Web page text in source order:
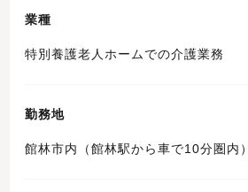
業種
特別養護老人ホームでの介護業務
勤務地
館林市内（館林駅から車で10分圏内）